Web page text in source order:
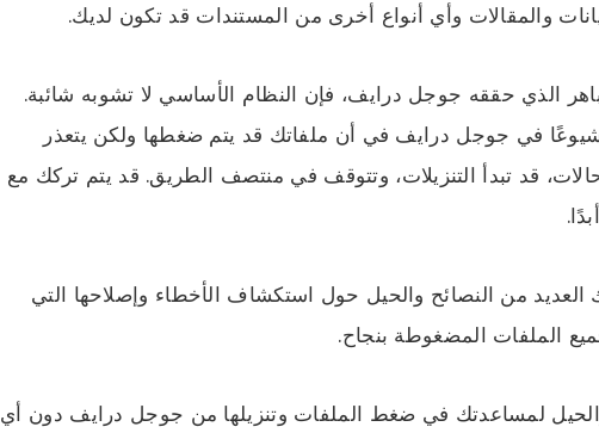
والمقالات وأي أنواع أخرى من المستندات قد تكون لديك.
الذي حققه جوجل درايف، فإن النظام الأساسي لا تشوبه شائبة.
شيوعًا في جوجل درايف في أن ملفاتك قد يتم ضغطها ولكن يتعذر
قد تبدأ التنزيلات، وتتوقف في منتصف الطريق. قد يتم تركك مع
من النصائح والحيل حول استكشاف الأخطاء وإصلاحها التي
الملفات المضغوطة بنجاح.
لمساعدتك في ضغط الملفات وتنزيلها من جوجل درايف دون أي